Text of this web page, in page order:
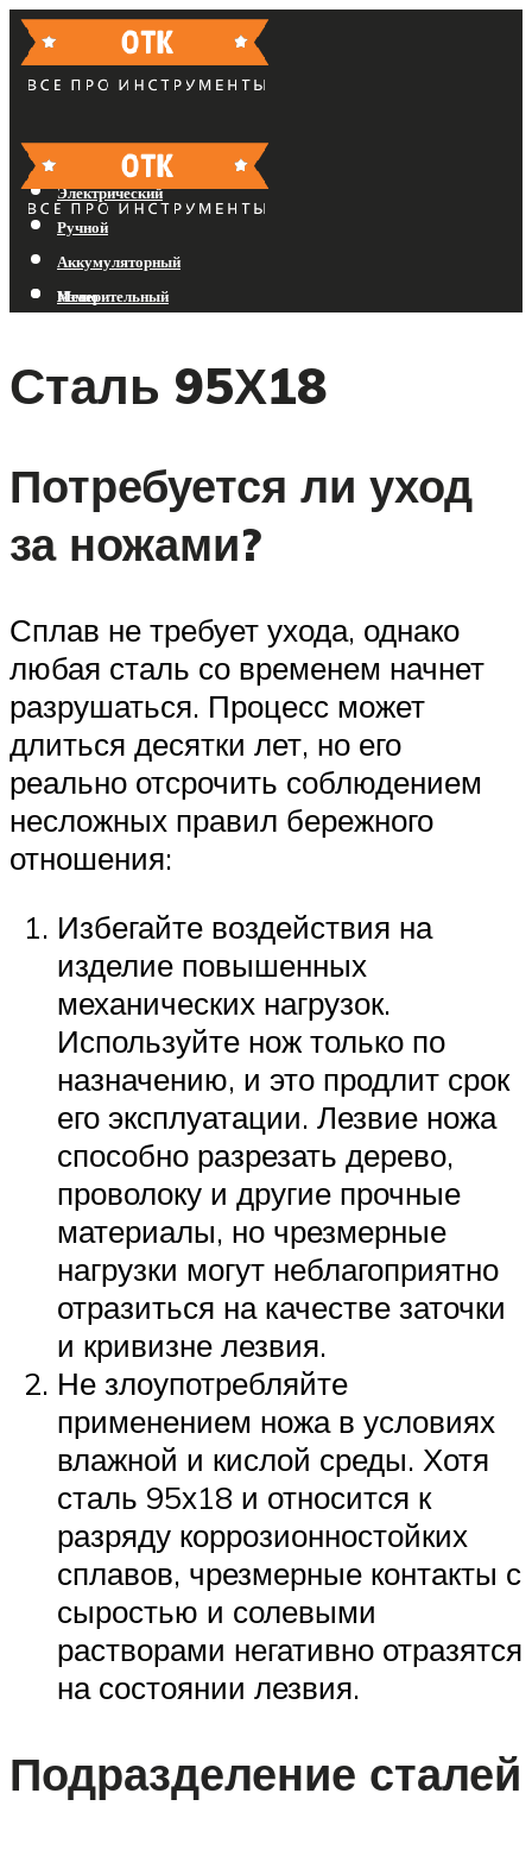
Бензиновый
Электрический
Ручной
Аккумуляторный
Измерительный
Меню
Сталь 95Х18
Потребуется ли уход
за ножами?
Сплав не требует ухода, однако
любая сталь со временем начнет
разрушаться. Процесс может
длиться десятки лет, но его
реально отсрочить соблюдением
несложных правил бережного
отношения:
Избегайте воздействия на
изделие повышенных
механических нагрузок.
Используйте нож только по
назначению, и это продлит срок
его эксплуатации. Лезвие ножа
способно разрезать дерево,
проволоку и другие прочные
материалы, но чрезмерные
нагрузки могут неблагоприятно
отразиться на качестве заточки
и кривизне лезвия.
Не злоупотребляйте
применением ножа в условиях
влажной и кислой среды. Хотя
сталь 95х18 и относится к
разряду коррозионностойких
сплавов, чрезмерные контакты с
сыростью и солевыми
растворами негативно отразятся
на состоянии лезвия.
Подразделение сталей